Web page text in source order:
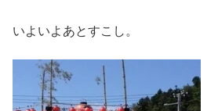
いよいよあとすこし。